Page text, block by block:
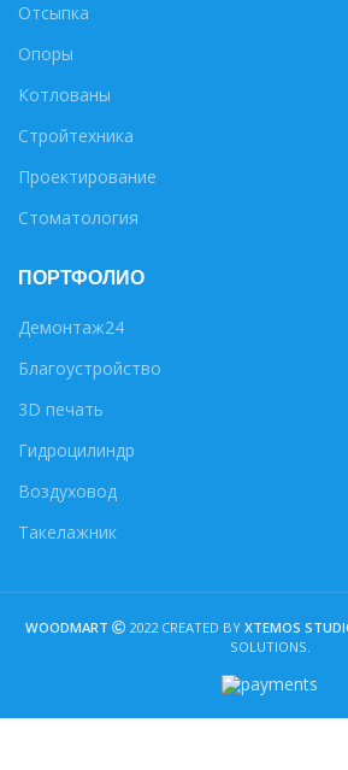
Отсыпка
Опоры
Котлованы
Стройтехника
Проектирование
Стоматология
ПОРТФОЛИО
Демонтаж24
Благоустройство
3D печать
Гидроцилиндр
Воздуховод
Такелажник
WOODMART 2022 CREATED BY XTEMOS
SOLUTIONS.